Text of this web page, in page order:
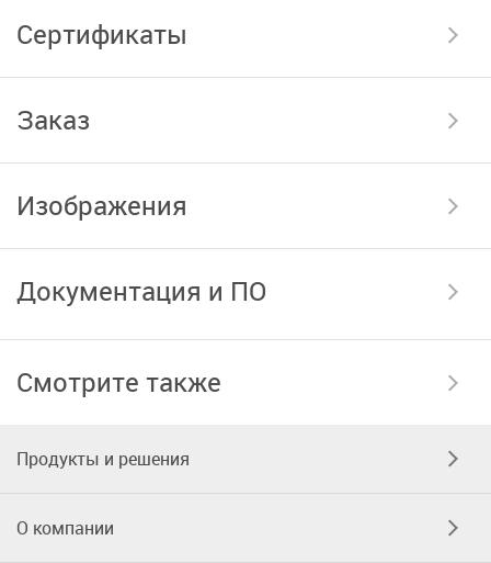
Сертификаты
Заказ
Изображения
Документация и ПО
Смотрите также
Продукты и решения
О компании